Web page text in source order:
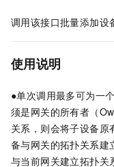
调用该接口批量添加设
使用说明
●单次调用最多可为一
须是网关的所有者（
关系，则会将子设备
备与网关的拓扑关系建
与当前网关建立拓扑关